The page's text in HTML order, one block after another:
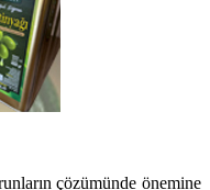
çözümünde önemine